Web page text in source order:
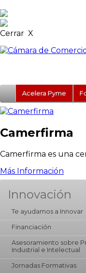
Cerrar X
Acelera Pyme
Camerfirma
Camerfirma es una
Más Información
Innovación
Te ayudamos a Innovar
Financiación
Asesoramiento sobre
Industrial e Intelectual
Jornadas Formativas